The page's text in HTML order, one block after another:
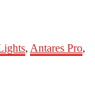
, Antares Pro,